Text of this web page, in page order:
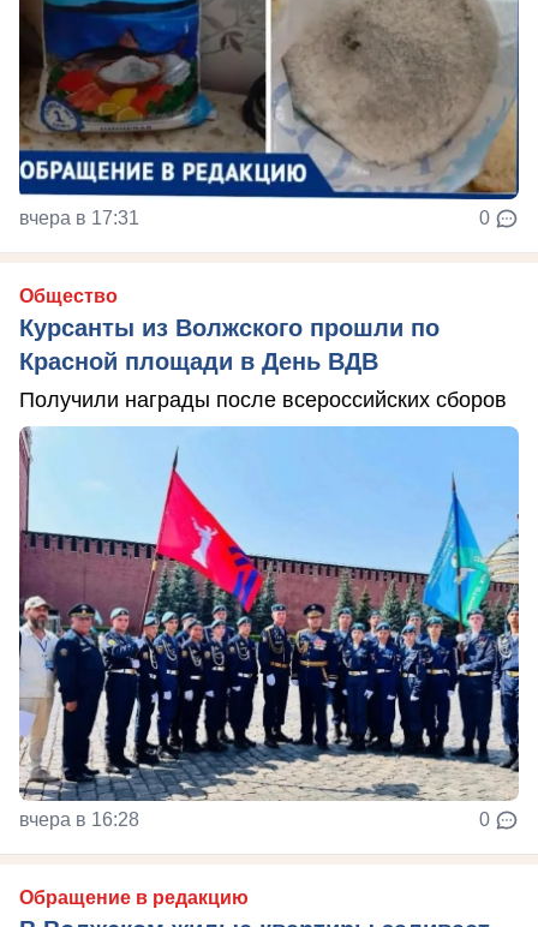
вчера в 17:31 0
Общество
Курсанты из Волжского прошли по
Красной площади в День ВДВ
Получили награды после всероссийских сборов
вчера в 16:28 0
Обращение в редакцию